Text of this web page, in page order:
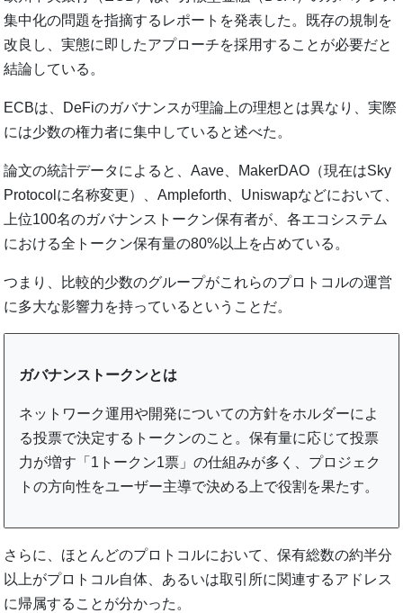
集中化の問題を指摘するレポートを発表した。既存の規制を
改良し、実態に即したアプローチを採用することが必要だと
結論している。
ECBは、DeFiのガバナンスが理論上の理想とは異なり、実際
には少数の権力者に集中していると述べた。
論文の統計データによると、Aave、MakerDAO（現在はSky
Protocolに名称変更）、Ampleforth、Uniswapなどにおいて、
上位100名のガバナンストークン保有者が、各エコシステム
における全トークン保有量の80%以上を占めている。
つまり、比較的少数のグループがこれらのプロトコルの運営
に多大な影響力を持っているということだ。
ガバナンストークンとは
ネットワーク運用や開発についての方針をホルダーによ
る投票で決定するトークンのこと。保有量に応じて投票
力が増す「1トークン1票」の仕組みが多く、プロジェク
トの方向性をユーザー主導で決める上で役割を果たす。
さらに、ほとんどのプロトコルにおいて、保有総数の約半分
以上がプロトコル自体、あるいは取引所に関連するアドレス
に帰属することが分かった。